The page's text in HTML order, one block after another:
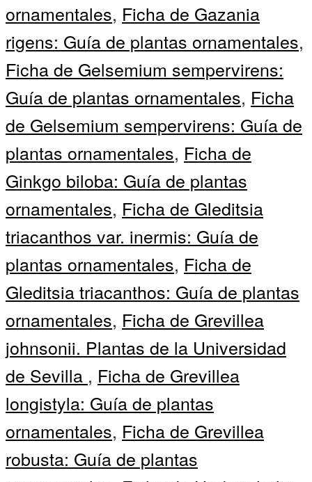
ornamentales, Ficha de Gazania
rigens: Guía de plantas ornamentales,
Ficha de Gelsemium sempervirens:
Guía de plantas ornamentales, Ficha
de Gelsemium sempervirens: Guía de
plantas ornamentales, Ficha de
Ginkgo biloba: Guía de plantas
ornamentales, Ficha de Gleditsia
triacanthos var. inermis: Guía de
plantas ornamentales, Ficha de
Gleditsia triacanthos: Guía de plantas
ornamentales, Ficha de Grevillea
johnsonii. Plantas de la Universidad
de Sevilla , Ficha de Grevillea
longistyla: Guía de plantas
ornamentales, Ficha de Grevillea
robusta: Guía de plantas